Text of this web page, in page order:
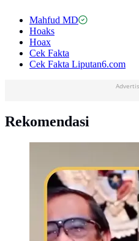
Mahfud MD
Hoaks
Hoax
Cek Fakta
Cek Fakta Liputan6.com
Rekomendasi